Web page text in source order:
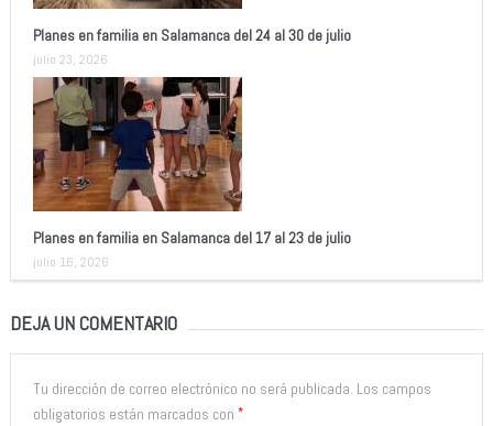
Planes en familia en Salamanca del 24 al 30 de julio
julio 23, 2026
Planes en familia en Salamanca del 17 al 23 de julio
julio 16, 2026
DEJA UN COMENTARIO
Tu dirección de correo electrónico no será publicada. Los campos
obligatorios están marcados con *